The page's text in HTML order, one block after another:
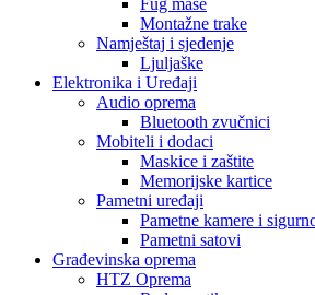
Fug mase
Montažne trake
Namještaj i sjedenje
Ljuljaške
Elektronika i Uređaji
Audio oprema
Bluetooth zvučnici
Mobiteli i dodaci
Maskice i zaštite
Memorijske kartice
Pametni uređaji
Pametne kamere i
Pametni satovi
Građevinska oprema
HTZ Oprema